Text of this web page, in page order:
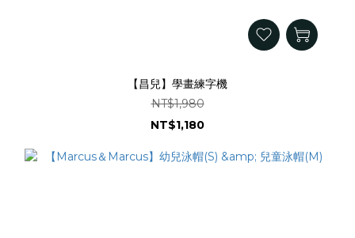
【昌兒】學畫練字機
NT$1,980
NT$1,180